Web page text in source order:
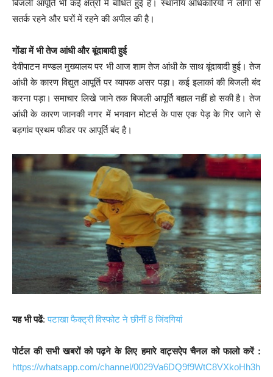
बिजली आपूर्ति भी कई क्षेत्रों में बाधित हुई है। स्थानीय अधिकारियों ने लोगों से
सतर्क रहने और घरों में रहने की अपील की है।
गोंडा में भी तेज आंधी और बूंदाबादी हुई
देवीपाटन मण्डल मुख्यालय पर भी आज शाम तेज आंधी के साथ बूंदाबादी हुई। तेज
आंधी के कारण विद्युत आपूर्ति पर व्यापक असर पड़ा। कई इलाकां की बिजली बंद
करना पड़ा। समाचार लिखे जाने तक बिजली आपूर्ति बहाल नहीं हो सकी है। तेज
आंधी के कारण जानकी नगर में भगवान मोटर्स के पास एक पेड़ के गिर जाने से
बड़गांव प्रथम फीडर पर आपूर्ति बंद है।
यह भी पढें:पटाखा फैक्ट्री विस्फोट ने छीनीं 8 जिंदगियां
पोर्टल की सभी खबरों को पढ़ने के लिए हमारे वाट्सऐप चैनल को फालो करें :
https://whatsapp.com/channel/0029Va6DQ9f9WtC8VXkoHh3h